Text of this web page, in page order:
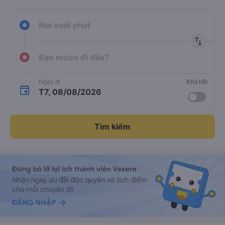
Nơi xuất phát
import_export
Bạn muốn đi đâu?
Ngày đi
T7, 08/08/2026
Khứ hồi
Tìm kiếm